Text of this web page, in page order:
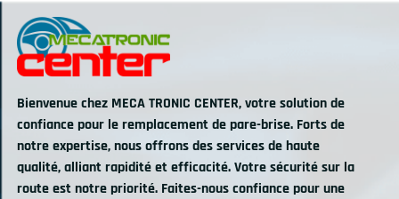
Bienvenue chez MECA TRONIC CENTER, votre solution de
confiance pour le remplacement de pare-brise. Forts de
notre expertise, nous offrons des services de haute
qualité, alliant rapidité et efficacité. Votre sécurité sur la
route est notre priorité. Faites-nous confiance pour une